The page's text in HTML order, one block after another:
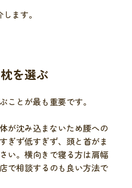
ます。
を選ぶ
ことが最も重要です。
が沈み込まないため腰への
ぎず低すぎず、頭と首がま
い。横向きで寝る方は肩幅
で相談するのも良い方法で